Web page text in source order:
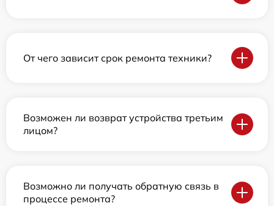
От чего зависит срок ремонта техники?
Возможен ли возврат устройства третьим
лицом?
Возможно ли получать обратную связь в
процессе ремонта?